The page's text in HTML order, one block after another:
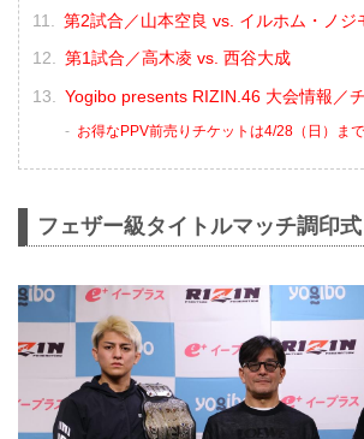
第2試合／山本空良 vs. イルホム・ノジ
第1試合／高木凌 vs. 西谷大成
Yogibo presents RIZIN.46 大会情報／
お得なPPV前売りチケットは4/28（日）まで
フェザー級タイトルマッチ調印式